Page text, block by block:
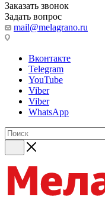
Заказать звонок
Задать вопрос
mail@melagrano.ru
Вконтакте
Telegram
YouTube
Viber
Viber
WhatsApp